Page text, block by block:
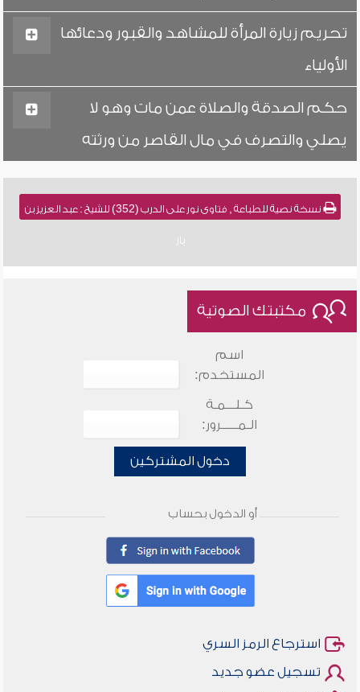
تحريم زيارة المرأة للمشاهد والقبور ودعائها
الأولياء
حكم الصدقة والصلاة عمن مات وهو لا
يصلي والتصرف في مال القاصر من ورثته
نسخة نصية للطباعة , فتاوى نور على الدرب (352) للشيخ : عبد العزيز بن
باز
مكتبتك الصوتية
اسم
المستخدم:
كـلـــمـة
الـمـــــرور:
دخول المشتركين
أو الدخول بحساب
استرجاع الرمز السري
تسجيل عضو جديد